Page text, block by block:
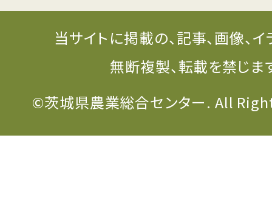
当サイトに掲載の、記事、画像、
無断複製、転載を禁じま
©茨城県農業総合センター. All